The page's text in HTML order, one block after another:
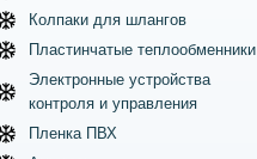
Колпаки для шлангов
Пластинчатые теплообменники
Электронные устройства
контроля и управления
Пленка ПВХ